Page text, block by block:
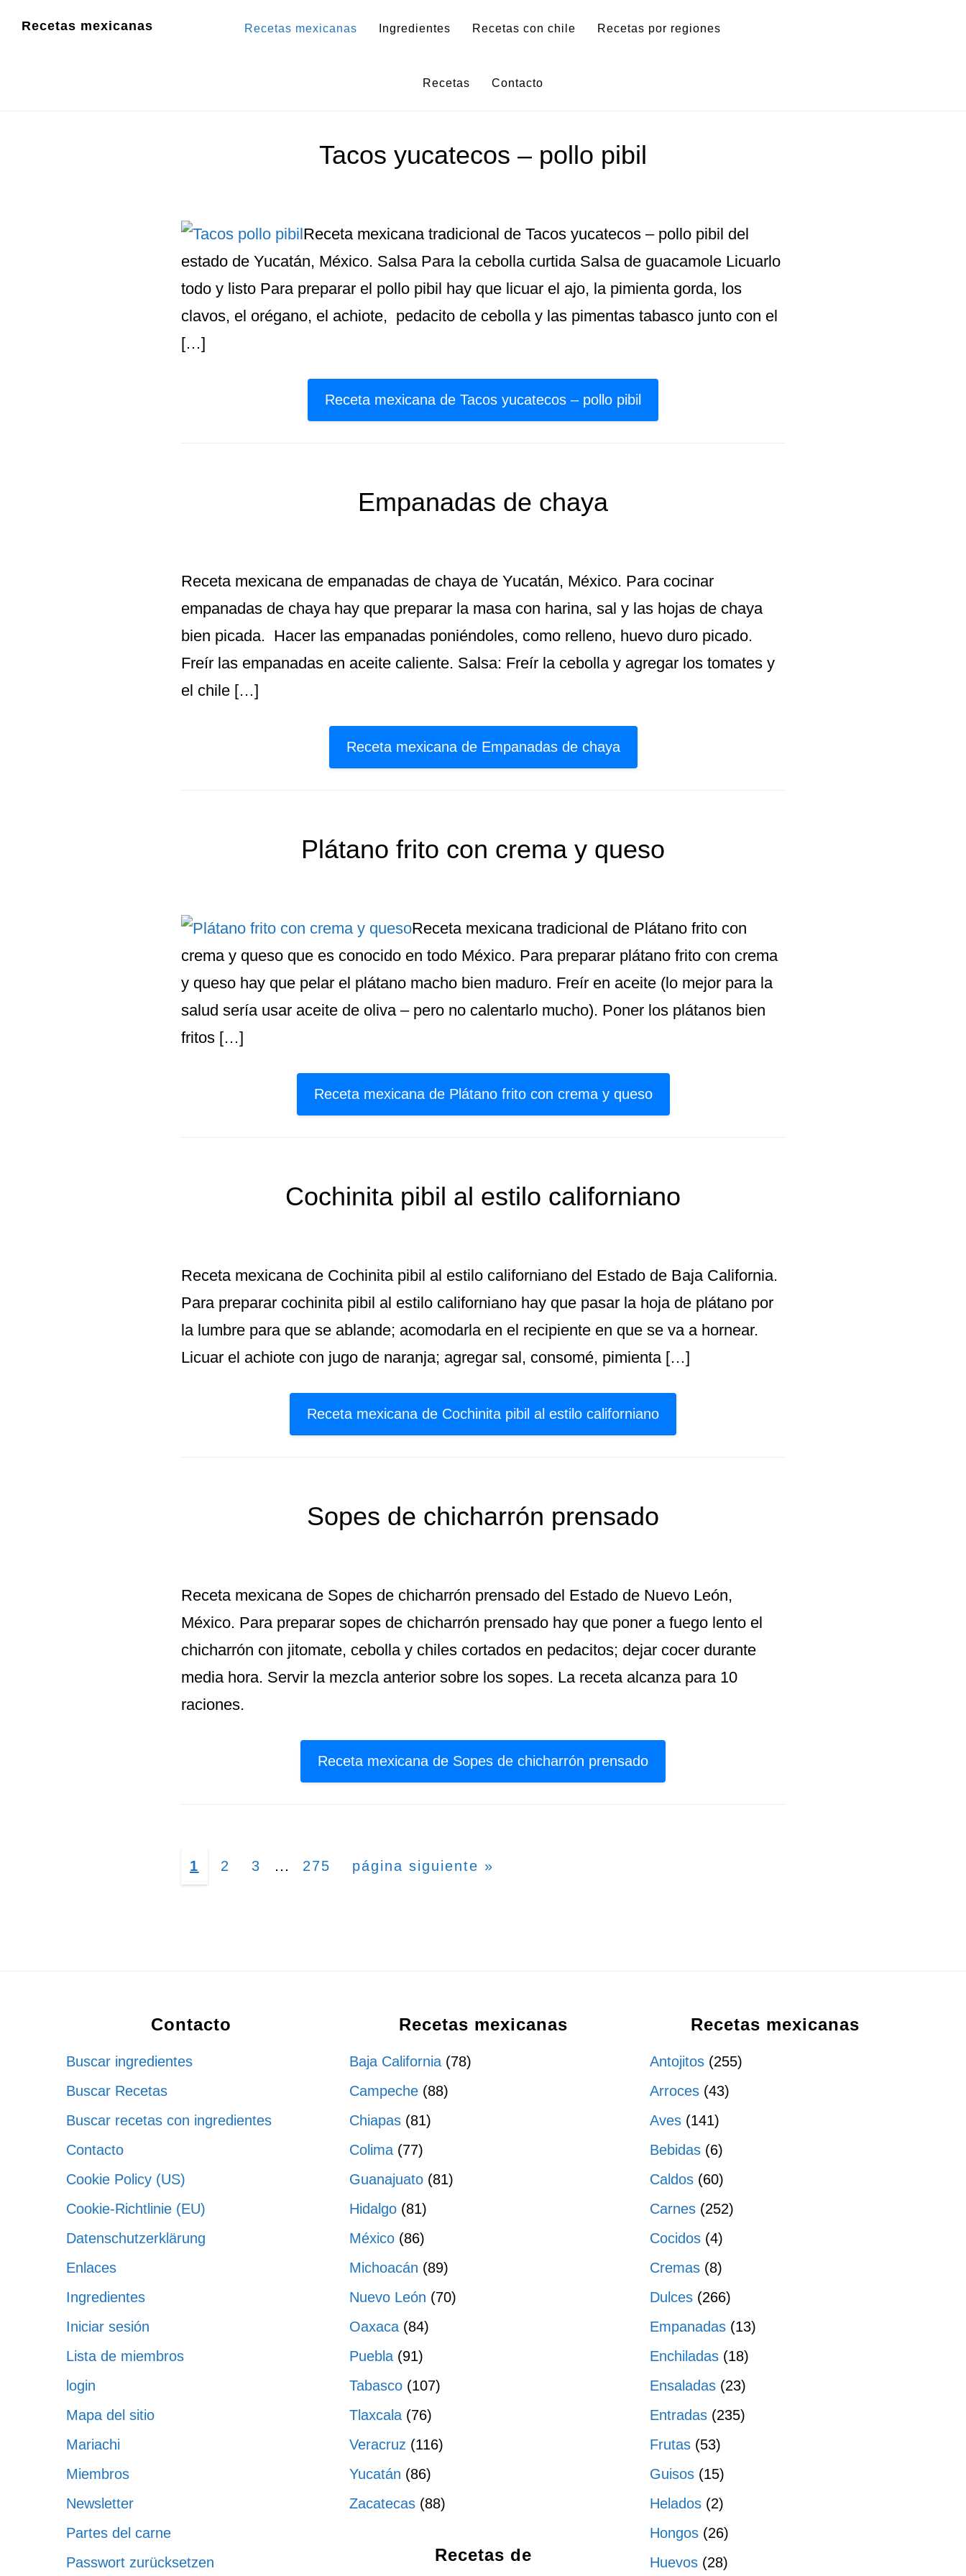
Recetas mexicanas Recetas mexicanas Ingredientes Recetas con chile Recetas por regiones
Recetas Contacto
Recetas mexicanas
Tacos yucatecos – pollo pibil
Receta mexicana tradicional de Tacos yucatecos – pollo pibil del
estado de Yucatán, México. Salsa Para la cebolla curtida Salsa de guacamole Licuarlo
todo y listo Para preparar el pollo pibil hay que licuar el ajo, la pimienta gorda, los
clavos, el orégano, el achiote, pedacito de cebolla y las pimentas tabasco junto con el
[…]
Receta mexicana de Tacos yucatecos – pollo pibil
Empanadas de chaya
Receta mexicana de empanadas de chaya de Yucatán, México. Para cocinar
empanadas de chaya hay que preparar la masa con harina, sal y las hojas de chaya
bien picada. Hacer las empanadas poniéndoles, como relleno, huevo duro picado.
Freír las empanadas en aceite caliente. Salsa: Freír la cebolla y agregar los tomates y
el chile […]
Receta mexicana de Empanadas de chaya
Plátano frito con crema y queso
Receta mexicana tradicional de Plátano frito con
crema y queso que es conocido en todo México. Para preparar plátano frito con crema
y queso hay que pelar el plátano macho bien maduro. Freír en aceite (lo mejor para la
salud sería usar aceite de oliva – pero no calentarlo mucho). Poner los plátanos bien
fritos […]
Receta mexicana de Plátano frito con crema y queso
Cochinita pibil al estilo californiano
Receta mexicana de Cochinita pibil al estilo californiano del Estado de Baja California.
Para preparar cochinita pibil al estilo californiano hay que pasar la hoja de plátano por
la lumbre para que se ablande; acomodarla en el recipiente en que se va a hornear.
Licuar el achiote con jugo de naranja; agregar sal, consomé, pimienta […]
Receta mexicana de Cochinita pibil al estilo californiano
Sopes de chicharrón prensado
Receta mexicana de Sopes de chicharrón prensado del Estado de Nuevo León,
México. Para preparar sopes de chicharrón prensado hay que poner a fuego lento el
chicharrón con jitomate, cebolla y chiles cortados en pedacitos; dejar cocer durante
media hora. Servir la mezcla anterior sobre los sopes. La receta alcanza para 10
raciones.
Receta mexicana de Sopes de chicharrón prensado
Página
1 Página
2 Página
3
Páginas
… Página
275
Ir
página siguiente »
Contacto
Buscar ingredientes
Buscar Recetas
Buscar recetas con ingredientes
Contacto
Cookie Policy (US)
Cookie-Richtlinie (EU)
Datenschutzerklärung
Enlaces
Ingredientes
Iniciar sesión
Lista de miembros
login
Mapa del sitio
Mariachi
Miembros
Newsletter
Partes del carne
Passwort zurücksetzen
Recetas mexicanas
Baja California (78)
Campeche (88)
Chiapas (81)
Colima (77)
Guanajuato (81)
Hidalgo (81)
México (86)
Michoacán (89)
Nuevo León (70)
Oaxaca (84)
Puebla (91)
Tabasco (107)
Tlaxcala (76)
Veracruz (116)
Yucatán (86)
Zacatecas (88)
Recetas de
Recetas mexicanas
Antojitos (255)
Arroces (43)
Aves (141)
Bebidas (6)
Caldos (60)
Carnes (252)
Cocidos (4)
Cremas (8)
Dulces (266)
Empanadas (13)
Enchiladas (18)
Ensaladas (23)
Entradas (235)
Frutas (53)
Guisos (15)
Helados (2)
Hongos (26)
Huevos (28)